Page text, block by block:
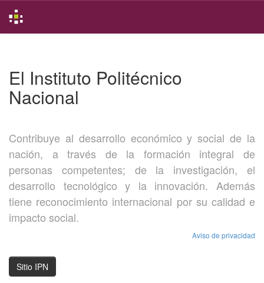
El Instituto Politécnico
Nacional
Contribuye al desarrollo económico y social de la
nación, a través de la formación integral de
personas competentes; de la investigación, el
desarrollo tecnológico y la innovación. Además
tiene reconocimiento internacional por su calidad e
impacto social.
Aviso de privacidad
Sitio IPN